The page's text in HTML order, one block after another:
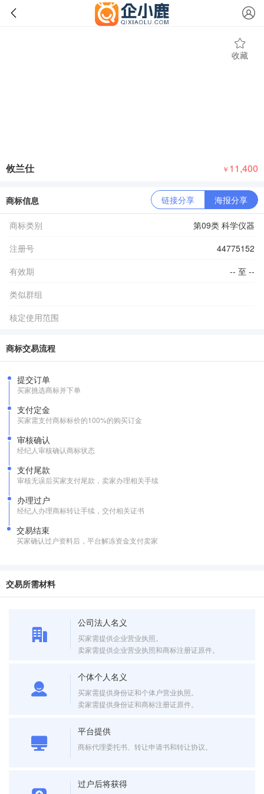
收藏
攸兰仕 ￥ 11,400
商标信息 链接分享 海报分享
商标类别
第09类 科学仪器
注册号
44775152
有效期
-- 至 --
类似群组
核定使用范围
商标交易流程
提交订单
买家挑选商标并下单
支付定金
买家需支付商标标价的100%的购买订金
审核确认
经纪人审核确认商标状态
支付尾款
审核无误后买家支付尾款，卖家办理相关手续
办理过户
经纪人办理商标转让手续，交付相关证书
交易结束
买家确认过户资料后，平台解冻资金支付卖家
交易所需材料
公司法人名义
买家需提供企业营业执照。
卖家需提供企业营业执照和商标注册证原件。
个体个人名义
买家需提供身份证和个体户营业执照。
卖家需提供身份证和商标注册证原件。
平台提供
商标代理委托书、转让申请书和转让协议。
过户后将获得